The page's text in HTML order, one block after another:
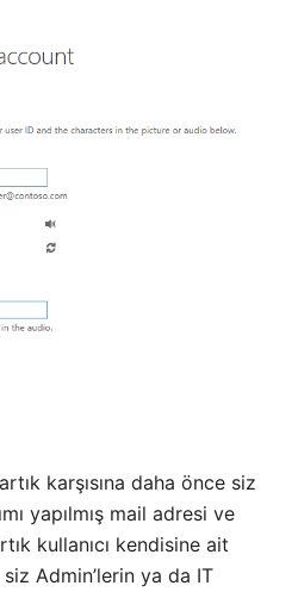
karşısına daha önce siz
yapılmış mail adresi ve
kullanıcı kendisine ait
siz Admin’lerin ya da IT